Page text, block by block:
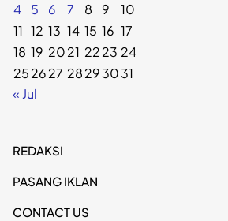
4
5 6 7 8 9
10
11 12 13 14 15 16 17
18 19 2021 2223 24
252627 28293031
« Jul
REDAKSI
PASANG IKLAN
CONTACT US